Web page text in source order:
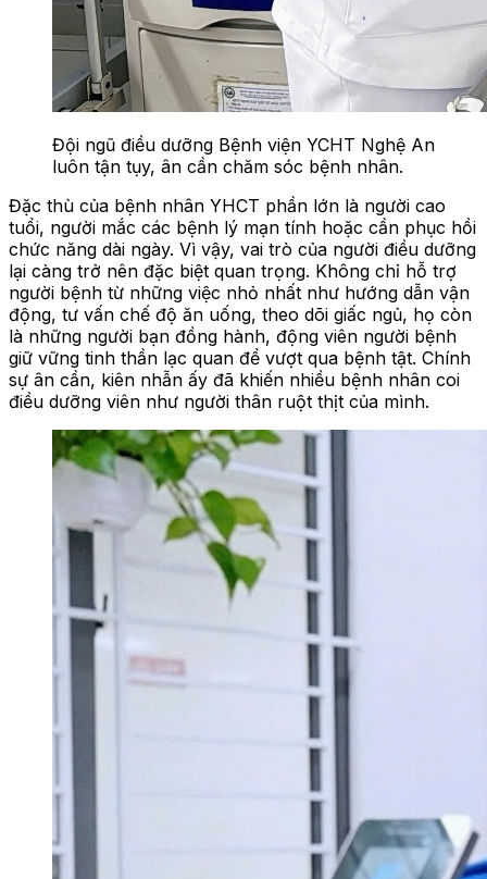
Đội ngũ điều dưỡng Bệnh viện YCHT Nghệ An
luôn tận tụy, ân cần chăm sóc bệnh nhân.
Đặc thù của bệnh nhân YHCT phần lớn là người cao
tuổi, người mắc các bệnh lý mạn tính hoặc cần phục hồi
chức năng dài ngày. Vì vậy, vai trò của người điều dưỡng
lại càng trở nên đặc biệt quan trọng. Không chỉ hỗ trợ
người bệnh từ những việc nhỏ nhất như hướng dẫn vận
động, tư vấn chế độ ăn uống, theo dõi giấc ngủ, họ còn
là những người bạn đồng hành, động viên người bệnh
giữ vững tinh thần lạc quan để vượt qua bệnh tật. Chính
sự ân cần, kiên nhẫn ấy đã khiến nhiều bệnh nhân coi
điều dưỡng viên như người thân ruột thịt của mình.